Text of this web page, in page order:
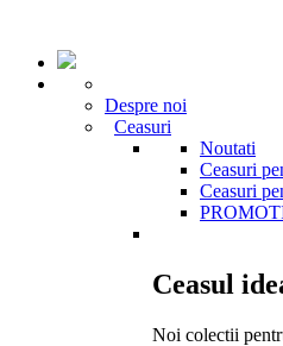
Despre noi
Ceasuri
Noutati
Ceasuri
Ceasuri
Ceasul
Noi colectii